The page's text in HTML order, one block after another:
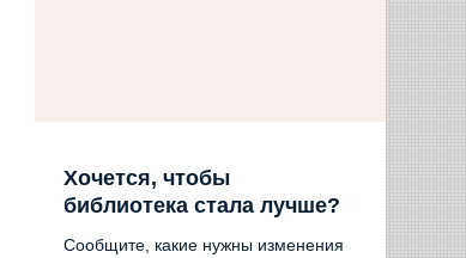
Хочется, чтобы
библиотека стала лучше?
Сообщите, какие нужны изменения